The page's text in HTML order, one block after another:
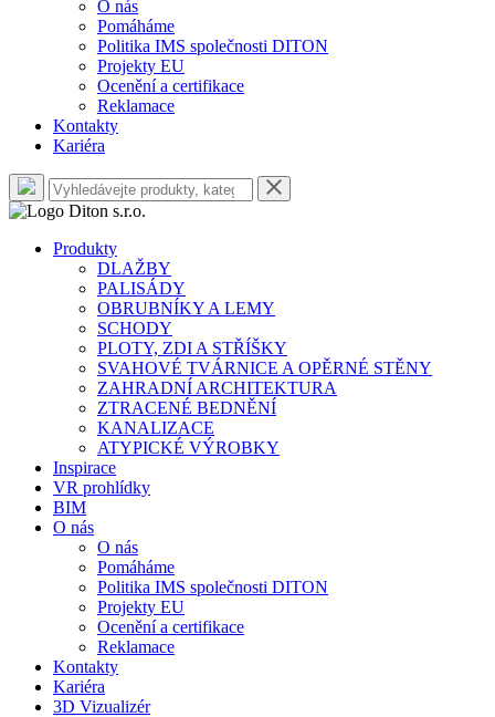
O nás
Pomáháme
Politika IMS společnosti DITON
Projekty EU
Ocenění a certifikace
Reklamace
Kontakty
Kariéra
Produkty
DLAŽBY
PALISÁDY
OBRUBNÍKY A LEMY
SCHODY
PLOTY, ZDI A STŘÍŠKY
SVAHOVÉ TVÁRNICE A OPĚRNÉ STĚNY
ZAHRADNÍ ARCHITEKTURA
ZTRACENÉ BEDNĚNÍ
KANALIZACE
ATYPICKÉ VÝROBKY
Inspirace
VR prohlídky
BIM
O nás
O nás
Pomáháme
Politika IMS společnosti DITON
Projekty EU
Ocenění a certifikace
Reklamace
Kontakty
Kariéra
3D Vizualizér